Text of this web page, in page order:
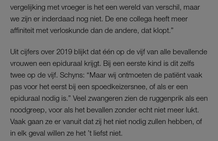
vergelijking met vroeger is het een wereld van verschil, maar
we zijn er inderdaad nog niet. De ene collega heeft meer
affiniteit met verloskunde dan de andere, dat klopt.”
Uit cijfers over 2019 blijkt dat één op de vijf van alle bevallende
vrouwen een epiduraal krijgt. Bij een eerste kind is dit zelfs
twee op de vijf. Schyns: “Maar wij ontmoeten de patiënt vaak
pas voor het eerst bij een spoedkeizersnee, of als er een
epiduraal nodig is.” Veel zwangeren zien de ruggenprik als een
noodgreep, voor als het bevallen zonder echt niet meer lukt.
Vaak gaan ze er vanuit dat zij het niet nodig zullen hebben, of
in elk geval willen ze het ’t liefst niet.